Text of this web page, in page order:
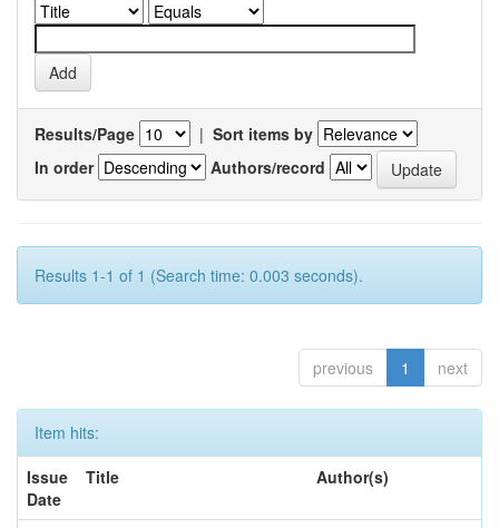
Results/Page | Sort items by
In order
Authors/record
Results 1-1 of 1 (Search time: 0.003 seconds).
previous 1 next
Item hits:
Issue
Date
Title Author(s)